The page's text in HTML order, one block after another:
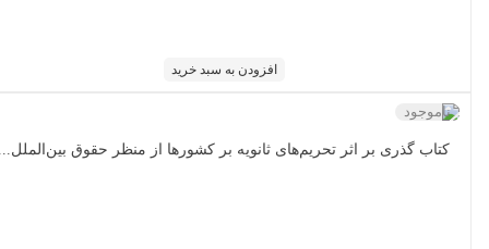
افزودن به سبد خرید
کتاب گذری بر اثر تحریم‌های ثانویه بر کشورها از منظر حقوق بین‌الملل...
ناموجود